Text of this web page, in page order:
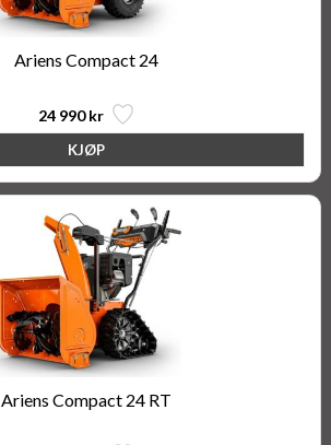
Ariens Compact 24
24 990 kr
Ariens Compact 24 RT